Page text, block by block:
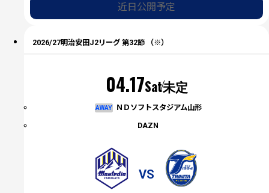
近日公開予定
2026/27明治安田J2リーグ 第32節 （※）
04.17Sat未定
AWAY
ＮＤソフトスタジアム山形
DAZN
VS